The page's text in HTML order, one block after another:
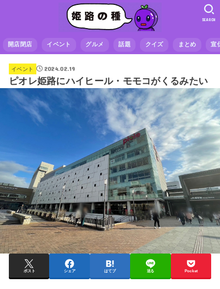
開店閉店 イベント グルメ 話題 クイズ まとめ 宣
SEARCH
イベント 2024.02.19
ピオレ姫路にハイヒール・モモコがくるみたい
ポスト シェア はてブ 送る Pocket